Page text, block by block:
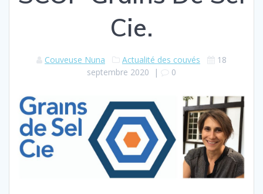
Cie.
Couveuse Nuna Actualité des couvés
18
septembre 2020 | 0